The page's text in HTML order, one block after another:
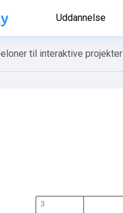
Uddannelse
til interaktive projekter